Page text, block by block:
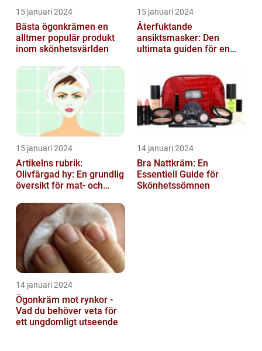
15 januari 2024
Bästa ögonkrämen en
alltmer populär produkt
inom skönhetsvärlden
15 januari 2024
Återfuktande
ansiktsmasker: Den
ultimata guiden för en
15 januari 2024
Artikelns rubrik:
Olivfärgad hy: En grundlig
översikt för mat- och
14 januari 2024
Bra Nattkräm: En
Essentiell Guide för
Skönhetssömnen
14 januari 2024
Ögonkräm mot rynkor -
Vad du behöver veta för
ett ungdomligt utseende